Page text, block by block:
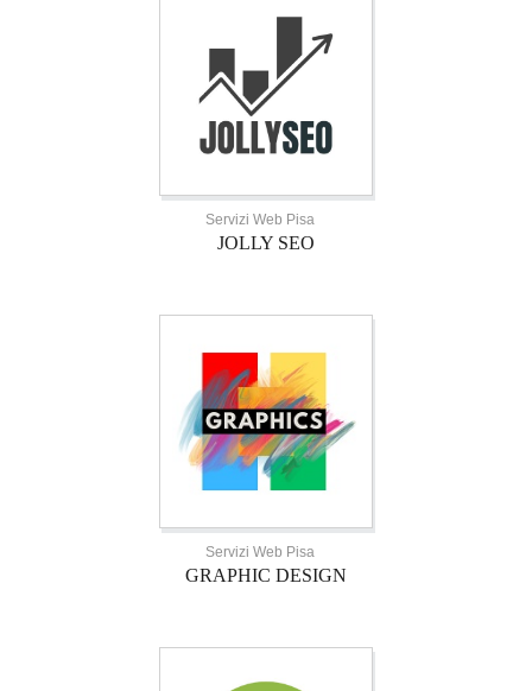
Servizi Web Pisa
JOLLY SEO
Servizi Web Pisa
GRAPHIC DESIGN